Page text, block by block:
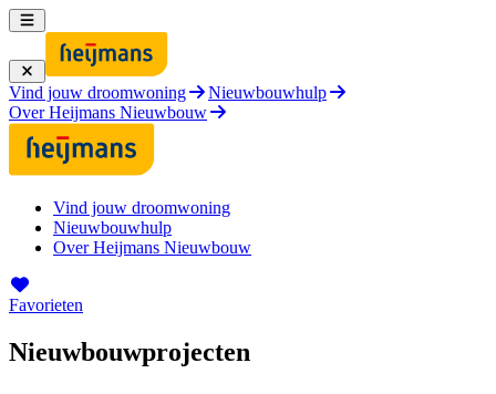
Vind jouw droomwoning
Nieuwbouwhulp
Over Heijmans Nieuwbouw
Vind jouw droomwoning
Nieuwbouwhulp
Over Heijmans Nieuwbouw
Favorieten
Nieuwbouwprojecten